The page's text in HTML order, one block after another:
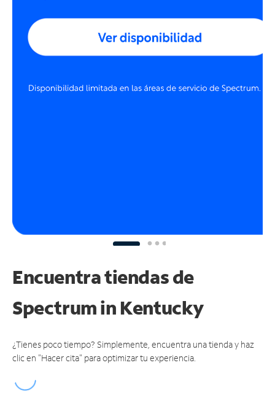
Encuentra tiendas de
Spectrumin Kentucky
¿Tienes poco tiempo? Simplemente, encuentra una tienda y haz
clic en "Hacer cita" para optimizar tu experiencia.